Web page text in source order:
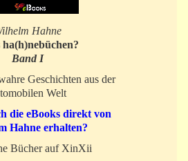
Hahne
ha(h)nebüchen?
Band I
Geschichten aus der
Welt
die eBooks direkt von
Hahne erhalten?